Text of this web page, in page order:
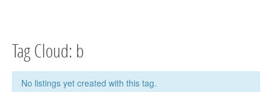
Tag Cloud: b
No listings yet created with this tag.